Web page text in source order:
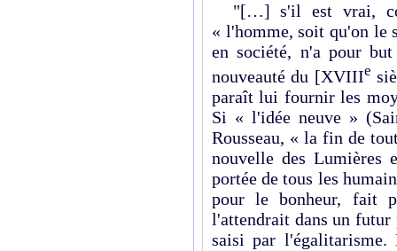
"[…] s'il est vrai,
« l'homme, soit qu'on le
en société, n'a pour
nouveauté du [XVIIIe
paraît lui fournir les
Si « l'idée neuve »
Rousseau, « la fin de
nouvelle des Lumières
portée de tous les
pour le bonheur, fait
l'attendrait dans un
saisi par l'égalitarisme.